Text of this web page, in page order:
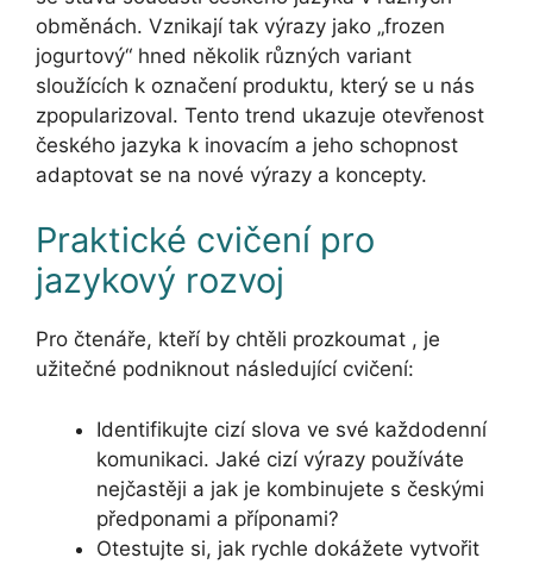
obměnách. Vznikají tak výrazy jako „frozen
jogurtový“ hned několik různých variant
sloužících k označení produktu, který se u nás
zpopularizoval. Tento trend ukazuje otevřenost
českého jazyka k inovacím a jeho schopnost
adaptovat se na nové výrazy a koncepty.
Praktické cvičení pro
jazykový rozvoj
Pro čtenáře, kteří by chtěli prozkoumat , je
užitečné podniknout následující cvičení:
Identifikujte cizí slova ve své každodenní
komunikaci. Jaké cizí výrazy používáte
nejčastěji a jak je kombinujete s českými
předponami a příponami?
Otestujte si, jak rychle dokážete vytvořit